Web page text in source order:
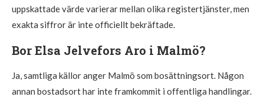
uppskattade värde varierar mellan olika registertjänster, men
exakta siffror är inte officiellt bekräftade.
Bor Elsa Jelvefors Aro i Malmö?
Ja, samtliga källor anger Malmö som bosättningsort. Någon
annan bostadsort har inte framkommit i offentliga handlingar.